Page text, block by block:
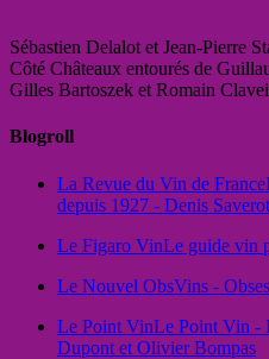
Sébastien Delalot et Jean-Pierre
Côté Châteaux entourés de
Gilles Bartoszek et Romain
Blogroll
La Revue du Vin de France
depuis 1927 - Denis
Le Figaro VinLe guide vin
Le Nouvel ObsVins -
Le Point VinLe Point Vin -
Dupont et Olivier Bompas